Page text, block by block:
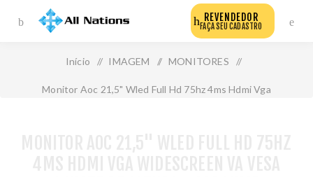
REVENDEDOR
FAÇA SEU CADASTRO
Início / IMAGEM / MONITORES /
Monitor Aoc 21,5" Wled Full Hd 75hz 4ms Hdmi Vga